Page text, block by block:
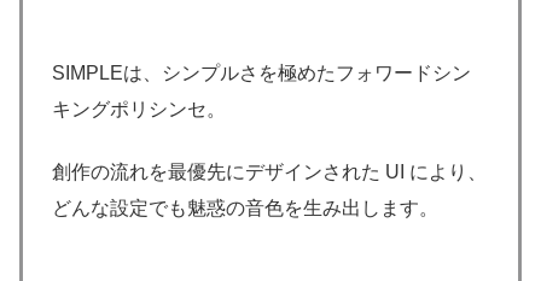
SIMPLEは、シンプルさを極めたフォワードシン
キングポリシンセ。
創作の流れを最優先にデザインされた UI により、
どんな設定でも魅惑の音色を生み出します。